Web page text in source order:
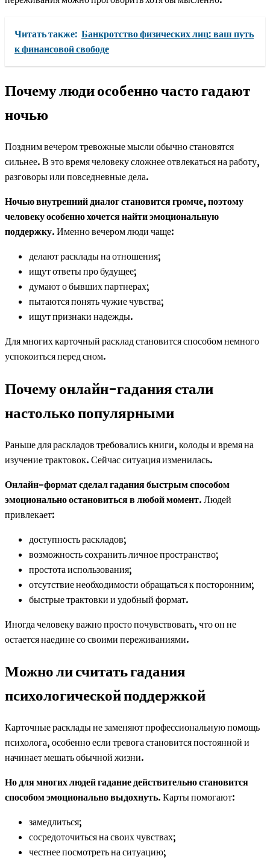
Читать также: Банкротство физических лиц: ваш путь
к финансовой свободе
Почему люди особенно часто гадают
ночью
Поздним вечером тревожные мысли обычно становятся
сильнее. В это время человеку сложнее отвлекаться на работу,
разговоры или повседневные дела.
Ночью внутренний диалог становится громче, поэтому
человеку особенно хочется найти эмоциональную
поддержку. Именно вечером люди чаще:
делают расклады на отношения;
ищут ответы про будущее;
думают о бывших партнерах;
пытаются понять чужие чувства;
ищут признаки надежды.
Для многих карточный расклад становится способом немного
успокоиться перед сном.
Почему онлайн-гадания стали
настолько популярными
Раньше для раскладов требовались книги, колоды и время на
изучение трактовок. Сейчас ситуация изменилась.
Онлайн-формат сделал гадания быстрым способом
эмоционально остановиться в любой момент. Людей
привлекает:
доступность раскладов;
возможность сохранить личное пространство;
простота использования;
отсутствие необходимости обращаться к посторонним;
быстрые трактовки и удобный формат.
Иногда человеку важно просто почувствовать, что он не
остается наедине со своими переживаниями.
Можно ли считать гадания
психологической поддержкой
Карточные расклады не заменяют профессиональную помощь
психолога, особенно если тревога становится постоянной и
начинает мешать обычной жизни.
Но для многих людей гадание действительно становится
способом эмоционально выдохнуть. Карты помогают:
замедлиться;
сосредоточиться на своих чувствах;
честнее посмотреть на ситуацию;